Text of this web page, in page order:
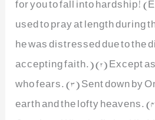
used to pray at length during
he was distressed due to the
accepting faith.) (2) Except
who fears. (3) Sent down by
earth and the lofty heavens.